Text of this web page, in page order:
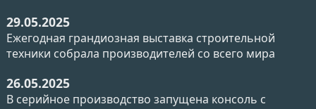
29.05.2025
Ежегодная грандиозная выставка строительной
техники собрала производителей со всего мира
26.05.2025
В серийное производство запущена консоль с